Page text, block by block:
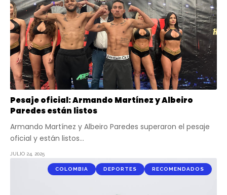
Pesaje oficial: Armando Martínez y Albeiro
Paredes están listos
Armando Martínez y Albeiro Paredes superaron el pesaje
oficial y están listos…
JULIO 24, 2025
COLOMBIA DEPORTES RECOMENDADOS